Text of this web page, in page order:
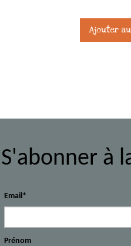
Ajouter
S'abonner à
Email*
Prénom